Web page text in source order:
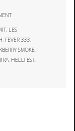
, LES
, FEVER 333,
SMOKE,
, HELLFEST,